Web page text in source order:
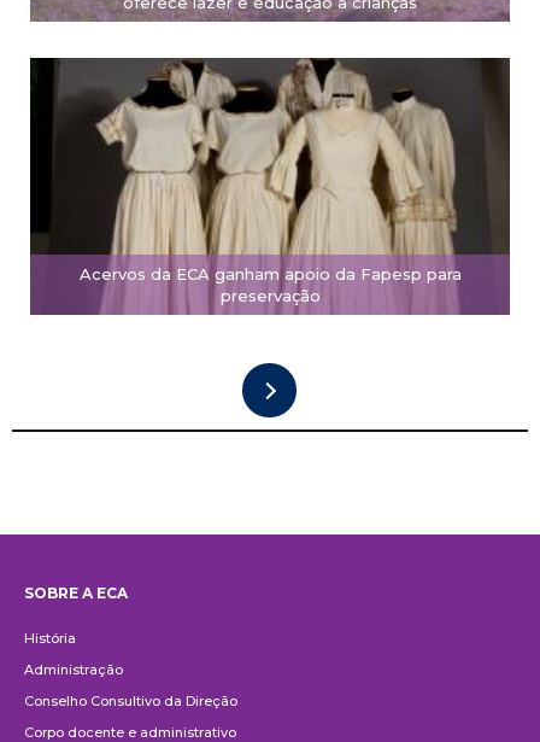
Acervos da ECA ganham apoio da Fapesp para
preservação
SOBRE A ECA
História
Administração
Conselho Consultivo da Direção
Corpo docente e administrativo